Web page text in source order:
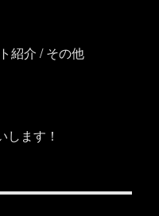
紹介 / その他
ます！